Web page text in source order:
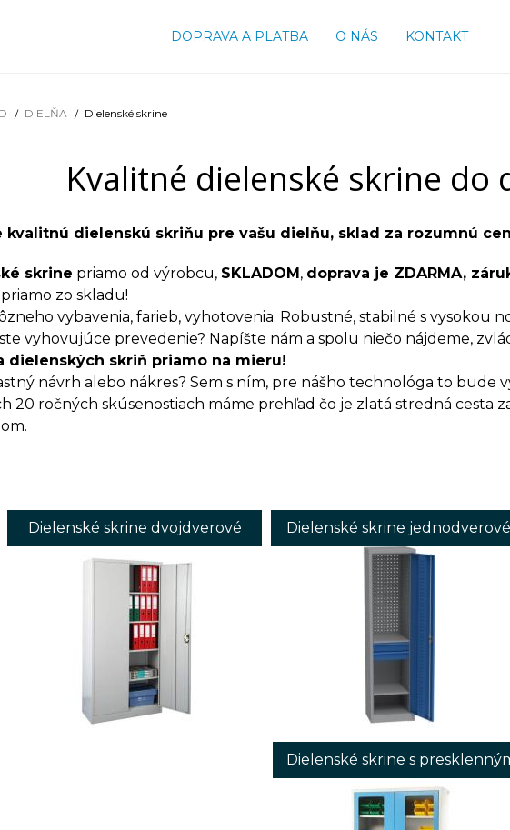
DOPRAVA A PLATBA O NÁS KONTAKT
DIELŇA Dielenské skrine
Kvalitné dielenské skrine do
kvalitnú dielenskú skriňu pre vašu dielňu, sklad za rozumnú
skrine priamo od výrobcu, SKLADOM, doprava je ZDARMA,
zo skladu!
vybavenia, farieb, vyhotovenia. Robustné, stabilné s vysokou
vyhovujúce prevedenie? Napíšte nám a spolu niečo nájdeme,
dielenských skriň priamo na mieru!
návrh alebo nákres? Sem s ním, pre nášho technológa to bude
20 ročných skúsenostiach máme prehľad čo je zlatá stredná cesta
Dielenské skrine dvojdverové Dielenské skrine jednodverové
Dielenské skrine s